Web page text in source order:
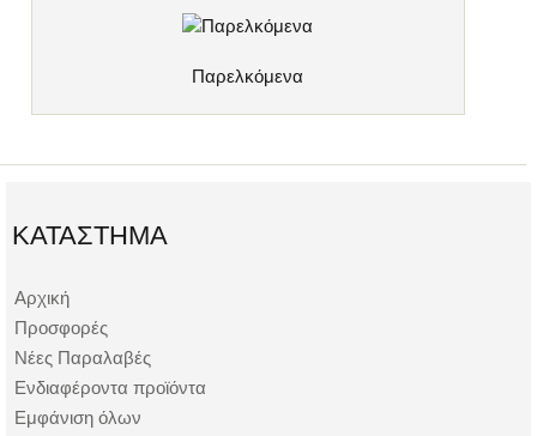
Παρελκόμενα
ΚΑΤΆΣΤΗΜΑ
Αρχική
Προσφορές
Νέες Παραλαβές
Ενδιαφέροντα προϊόντα
Εμφάνιση όλων